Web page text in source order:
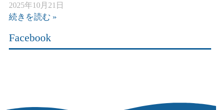
2025年10月21日
続きを読む »
Facebook